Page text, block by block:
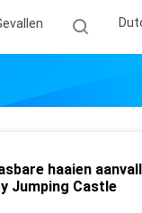
haaien
Jumping Castle